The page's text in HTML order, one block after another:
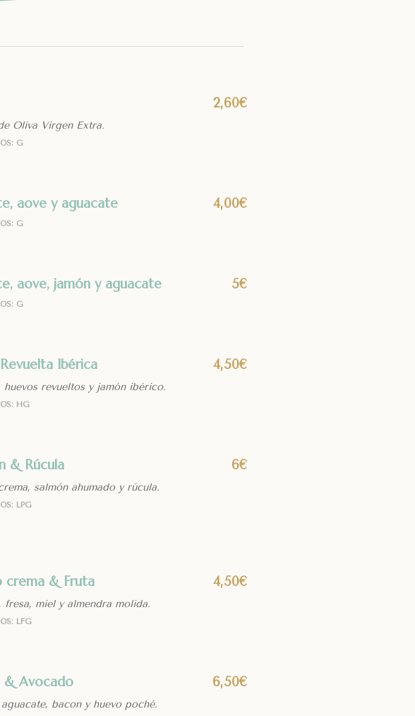
2,60€
Oliva Virgen Extra.
G
aove y aguacate 4,00€
G
aove, jamón y aguacate 5€
G
Ibérica 4,50€
huevos revueltos y jamón ibérico.
HG
& Rúcula 6€
salmón ahumado y rúcula.
LPG
crema & Fruta 4,50€
fresa, miel y almendra molida.
LFG
& Avocado 6,50€
aguacate, bacon y huevo poché.